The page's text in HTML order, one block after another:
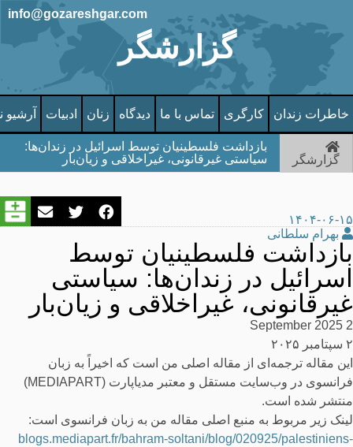
گزارشگر
info@gozareshgar.com
خاطرات زندان کارگری تماس با ما دیدگاه زنان ادبیات آرشیو
گزارشگر
بازداشت فلسطینیان توسط اسرائیل در زندان‌ها:
سیاستی غیرقانونی، غیراخلاقی و زیان‌بار
۱۴۰۴-۰۶-۱۵
بهرام سلطانی
بازداشت فلسطینیان توسط
اسرائیل در زندان‌ها: سیاستی
غیرقانونی، غیراخلاقی و زیان‌بار
2 September 2025
۲ سپتامبر ۲۰۲۵
این مقاله ترجمه‌ای از مقاله اصلی من است که اخیراً به زبان
فرانسوی در وب‌سایت مستقل و معتبر مدیاپارت (MEDIAPART)
منتشر شده است.
لینک زیر مربوط به منبع اصلی مقاله من به زبان فرانسوی است:
blogs.mediapart.fr/bahram-soltani/blog/020925/palestiniens-